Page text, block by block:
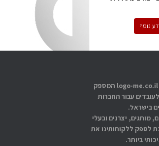
נוסף
אתוס עסקים מפעילה את אתר logo-me.co.il המספק
עבור החברות
בישראל.
מותגים, יצרנים ובעלי
לספק ללקוחותינו את
ביותר.